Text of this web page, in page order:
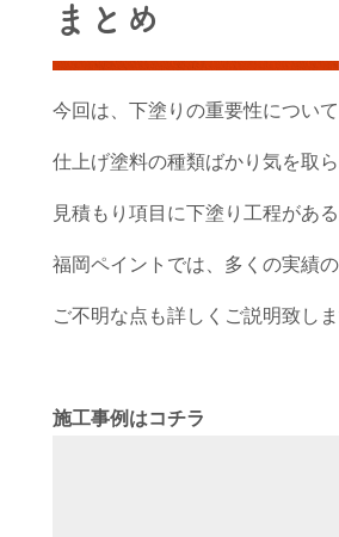
まとめ
今回は、下塗りの重要性につい
仕上げ塗料の種類ばかり気を取
見積もり項目に下塗り工程があ
福岡ペイントでは、多くの実績
ご不明な点も詳しくご説明致し
施工事例はコチラ